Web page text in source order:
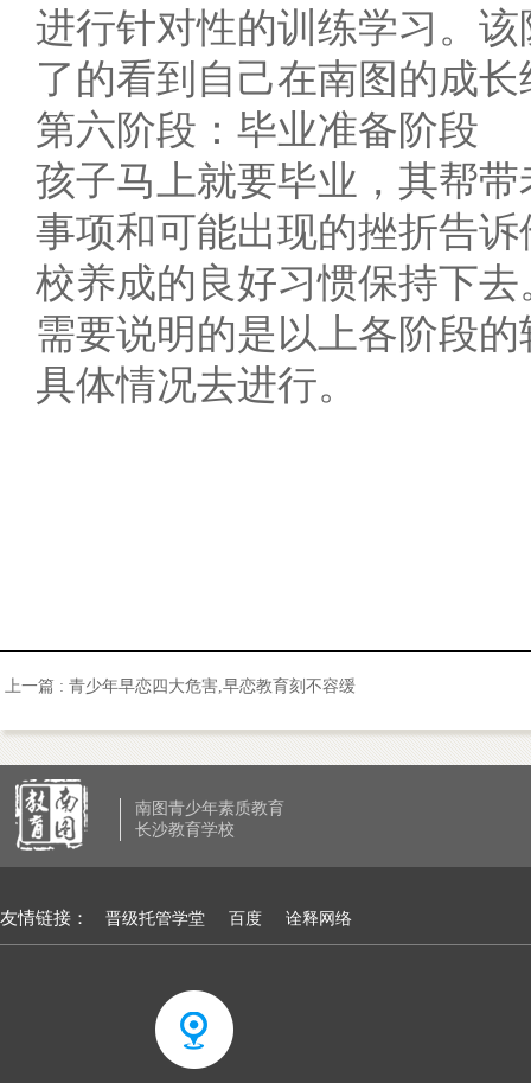
进行针对性的训练学习。
了的看到自己在南图的成长
第六阶段：毕业准备阶段
孩子马上就要毕业，其帮
事项和可能出现的挫折告
校养成的良好习惯保持下去
需要说明的是以上各阶段
具体情况去进行。
上一篇 : 青少年早恋四大危害,早恋教育刻不容缓
南图青少年素质教育
长沙教育学校
友情链接： 晋级托管学堂 百度 诠释网络